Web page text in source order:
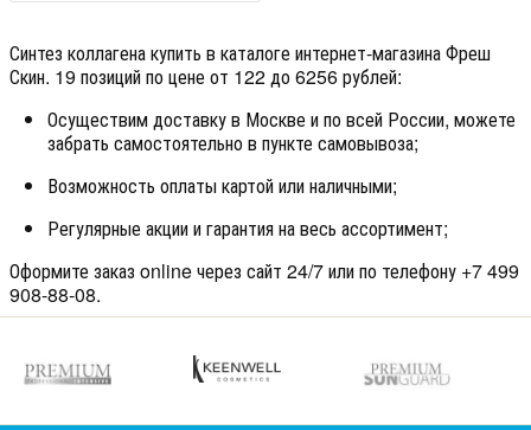
Синтез коллагена купить в каталоге интернет-магазина Фреш
Скин. 19 позиций по цене от 122 до 6256 рублей:
Осуществим доставку в Москве и по всей России, можете
забрать самостоятельно в пункте самовывоза;
Возможность оплаты картой или наличными;
Регулярные акции и гарантия на весь ассортимент;
Оформите заказ online через сайт 24/7 или по телефону +7 499
908-88-08.